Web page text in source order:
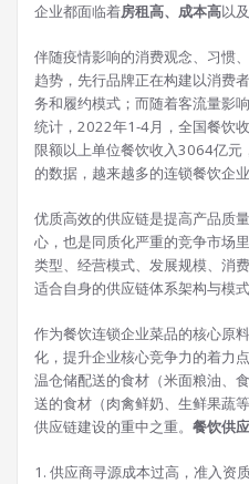
企业都面临着房租高、成本高以及
伴随疫情影响的消费观念、习惯
趋势，先行品牌正在构建以消费
务和履约模式；而随着客流量影
统计，2022年1-4月，全国餐饮
限额以上单位餐饮收入3064亿
的数据，越来越多的连锁餐饮企
优质高效的供应链是提高产品质
心，也是同质化严重的竞争市场
类型、经营模式、发展规模、消
适合自身的供应链体系架构与模式
作为餐饮连锁企业菜品的核心原
化，提升企业核心竞争力的着力
温仓储配送的食材（米面粮油、
送的食材（肉禽鲜奶、生鲜果蔬
供应链建设的重中之重。 餐饮供
1. 供应商寻源成本过高，准入资